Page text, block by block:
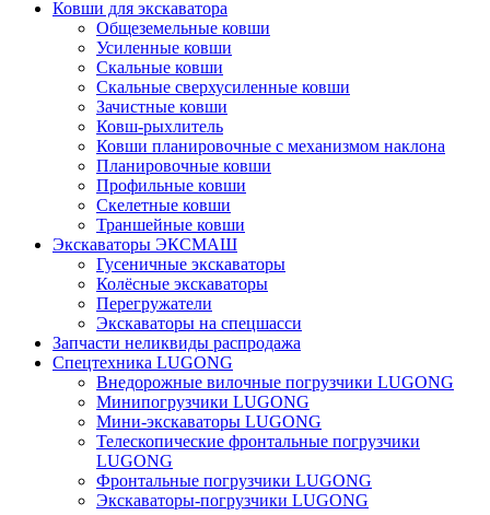
Ковши для экскаватора
Общеземельные ковши
Усиленные ковши
Скальные ковши
Скальные сверхусиленные ковши
Зачистные ковши
Ковш-рыхлитель
Ковши планировочные с механизмом наклона
Планировочные ковши
Профильные ковши
Скелетные ковши
Траншейные ковши
Экскаваторы ЭКСМАШ
Гусеничные экскаваторы
Колёсные экскаваторы
Перегружатели
Экскаваторы на спецшасси
Запчасти неликвиды распродажа
Спецтехника LUGONG
Внедорожные вилочные погрузчики LUGONG
Минипогрузчики LUGONG
Мини-экскаваторы LUGONG
Телескопические фронтальные погрузчики
LUGONG
Фронтальные погрузчики LUGONG
Экскаваторы-погрузчики LUGONG